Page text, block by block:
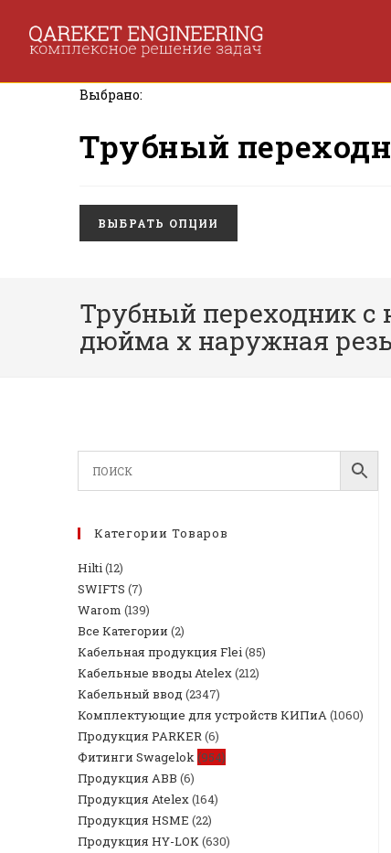
содержимому
Выбрано:
Трубный
ВЫБРАТЬ ОПЦИИ
Трубный переходник с
дюйма x наружная
Категории Товаров
Hilti(12)
SWIFTS (7)
Warom (139)
Все Категории (2)
Кабельная продукция Flei(85)
Кабельные вводы Atelex(212)
Кабельный ввод(2347)
Комплектующие для устройств КИПиА(1060)
Продукция PARKER(6)
Фитинги Swagelok(954)
Продукция ABB (6)
Продукция Atelex(164)
Продукция HSME (22)
Продукция HY-LOK(630)